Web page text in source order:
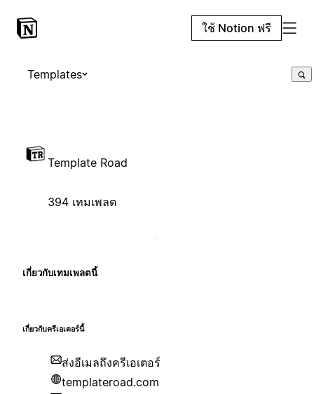
ใช้ Notion ฟรี
Templates
Template Road
394 เทมเพลต
เกี่ยวกับเทมเพลตนี้
เกี่ยวกับครีเอเตอร์นี้
ส่งอีเมลถึงครีเอเตอร์
templateroad.com